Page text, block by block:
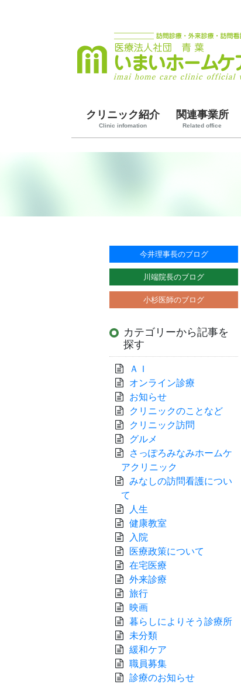
クリニック紹介
Clinic infomation
関連事業所
Related office
今井理事長のブログ
川端院長のブログ
小杉医師のブログ
カテゴリーから記事を
探す
ＡＩ
オンライン診療
お知らせ
クリニックのことなど
クリニック訪問
グルメ
さっぽろみなみホームケ
アクリニック
みなしの訪問看護につい
て
人生
健康教室
入院
医療政策について
在宅医療
外来診療
旅行
映画
暮らしによりそう診療所
未分類
緩和ケア
職員募集
診療のお知らせ